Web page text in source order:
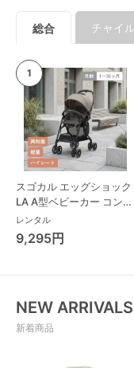
総合 チャイ
スゴカル エッグショック
LA A型ベビーカー コンビ
(Combi)
レンタル
9,295円
NEW ARRIVALS
新着商品